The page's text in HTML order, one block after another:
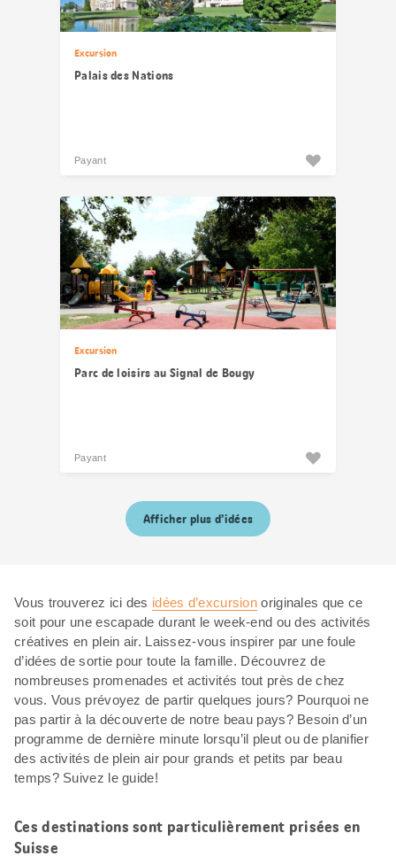
Excursion
Palais des Nations
Payant
Excursion
Parc de loisirs au Signal de Bougy
Payant
Afficher plus d’idées
Vous trouverez ici des idées d’excursion originales que ce
soit pour une escapade durant le week-end ou des activités
créatives en plein air. Laissez-vous inspirer par une foule
d’idées de sortie pour toute la famille. Découvrez de
nombreuses promenades et activités tout près de chez
vous. Vous prévoyez de partir quelques jours? Pourquoi ne
pas partir à la découverte de notre beau pays? Besoin d’un
programme de dernière minute lorsqu’il pleut ou de planifier
des activités de plein air pour grands et petits par beau
temps? Suivez le guide!
Ces destinations sont particulièrement prisées en
Suisse